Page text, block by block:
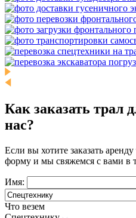
Как заказать трал
нас?
Если вы хотите заказать
форму и мы свяжемся с вами в
Имя:
Что везем